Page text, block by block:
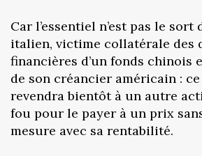
Car l’essentiel n’est pas le sort
italien, victime collatérale des
financières d’un fonds chinois
de son créancier américain :
revendra bientôt à un autre
fou pour le payer à un prix
mesure avec sa rentabilité.